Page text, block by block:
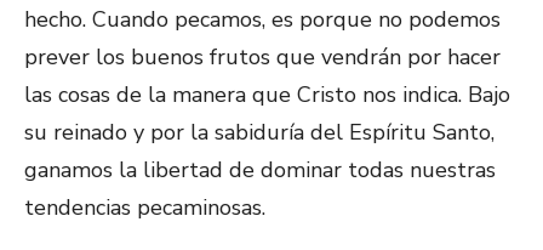
hecho. Cuando pecamos, es porque no podemos
prever los buenos frutos que vendrán por hacer
las cosas de la manera que Cristo nos indica. Bajo
su reinado y por la sabiduría del Espíritu Santo,
ganamos la libertad de dominar todas nuestras
tendencias pecaminosas.